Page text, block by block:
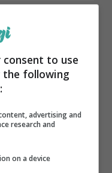
to use
following
advertising and
research and
on a device